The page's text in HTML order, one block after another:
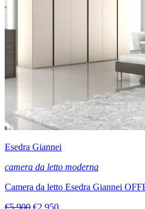
Esedra Giannei
camera da letto moderna
Camera da letto Esedra Giannei